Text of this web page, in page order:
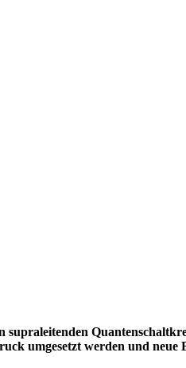
supraleitenden
umgesetzt werden und